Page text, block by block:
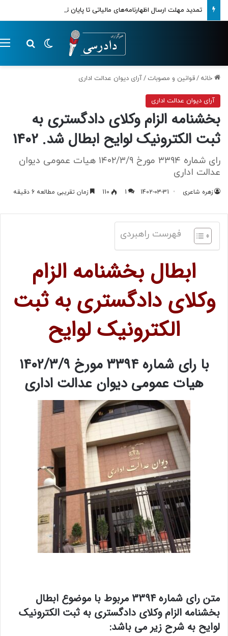
تمدید مهلت ارسال اظهارنامه‌های مالیاتی تا پایان تابستان 1405
تغییر پوسته
خانه /قوانین و مصوبات /آرای دیوان عدالت اداری
آرای دیوان عدالت اداری
بخشنامه الزام وکلای دادگستری به
ثبت الکترونیک لوایح ابطال شد. 1402
رای شماره ۳۳۹۴ مورخ ۱۴۰۲/۳/۹ هیات عمومی دیوان
عدالت اداری
زهره شاعری 1402-03-31
1
110 زمان تقریبی مطالعه 6 دقیقه
فهرست راهبردی
ابطال بخشنامه الزام
وکلای دادگستری به ثبت
الکترونیک لوایح
با رای شماره ۳۳۹۴ مورخ ۱۴۰۲/۳/۹
هیات عمومی دیوان عدالت اداری
متن رای شماره 3394 مربوط با موضوع ابطال
بخشنامه الزام وکلای دادگستری به ثبت الکترونیک
لوایح به شرح زیر می باشد: